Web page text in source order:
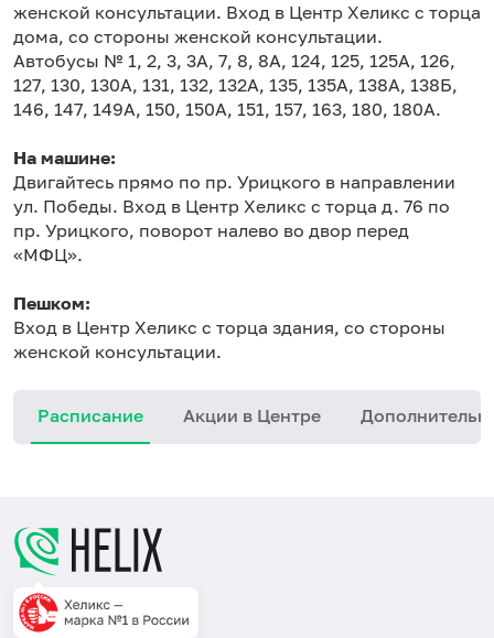
женской консультации. Вход в Центр Хеликс с торца
дома, со стороны женской консультации.
Автобусы № 1, 2, 3, 3А, 7, 8, 8А, 124, 125, 125А, 126,
127, 130, 130А, 131, 132, 132А, 135, 135А, 138А, 138Б,
146, 147, 149А, 150, 150А, 151, 157, 163, 180, 180А.
На машине:
Двигайтесь прямо по пр. Урицкого в направлении
ул. Победы. Вход в Центр Хеликс с торца д. 76 по
пр. Урицкого, поворот налево во двор перед
«МФЦ».
Пешком:
Вход в Центр Хеликс с торца здания, со стороны
женской консультации.
Расписание Акции в Центре